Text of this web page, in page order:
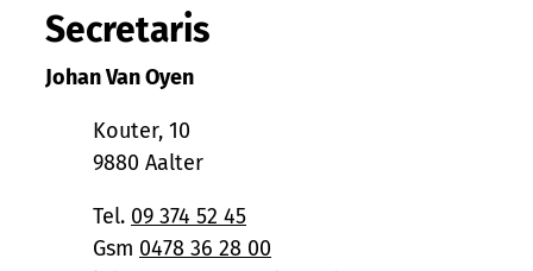
Secretaris
Johan Van Oyen
AdresKouter, 10
,9880 Aalter
09 374 52 45
0478 36 28 00